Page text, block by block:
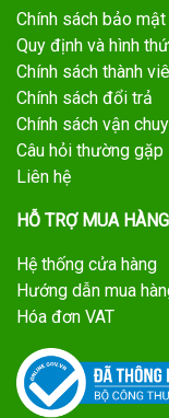
Chính sách bảo
Quy định và hình
Chính sách thành
Chính sách đổi trả
Chính sách vận
Câu hỏi thường gặp
Liên hệ
HỖ TRỢ MUA HÀNG
Hệ thống cửa hàng
Hướng dẫn mua
Hóa đơn VAT